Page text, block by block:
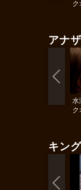
ク
アナ
水
ク
キン